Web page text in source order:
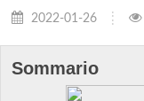
2022-01-26
Sommario